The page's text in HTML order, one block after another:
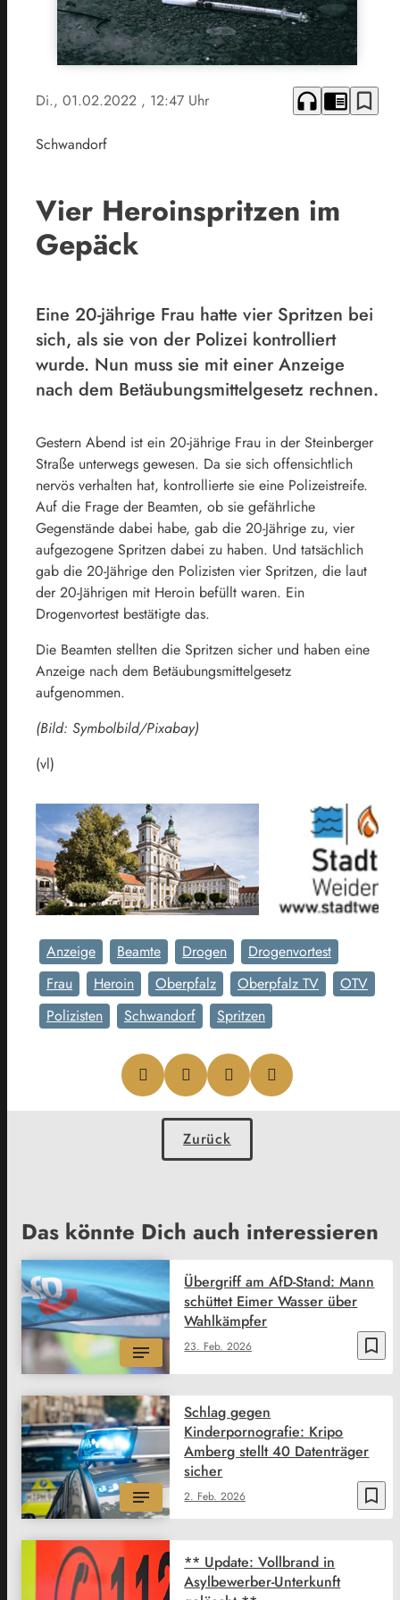
Di., 01.02.2022 , 12:47 Uhr headphones chrome_reader_mode bookmark_border
Schwandorf
Vier Heroinspritzen im
Gepäck
Eine 20-jährige Frau hatte vier Spritzen bei
sich, als sie von der Polizei kontrolliert
wurde. Nun muss sie mit einer Anzeige
nach dem Betäubungsmittelgesetz rechnen.
Gestern Abend ist ein 20-jährige Frau in der Steinberger
Straße unterwegs gewesen. Da sie sich offensichtlich
nervös verhalten hat, kontrollierte sie eine Polizeistreife.
Auf die Frage der Beamten, ob sie gefährliche
Gegenstände dabei habe, gab die 20-Jährige zu, vier
aufgezogene Spritzen dabei zu haben. Und tatsächlich
gab die 20-Jährige den Polizisten vier Spritzen, die laut
der 20-Jährigen mit Heroin befüllt waren. Ein
Drogenvortest bestätigte das.
Die Beamten stellten die Spritzen sicher und haben eine
Anzeige nach dem Betäubungsmittelgesetz
aufgenommen.
(Bild: Symbolbild/Pixabay)
(vl)
Anzeige Beamte Drogen
Drogenvortest
Frau
Heroin Oberpfalz Oberpfalz TV
OTV
Polizisten
Schwandorf Spritzen
Zurück
Das könnte Dich auch interessieren
bookmark_border
23. Feb. 2026
Übergriff am AfD-Stand: Mann
schüttet Eimer Wasser über
Wahlkämpfer
bookmark_border
2. Feb. 2026
Schlag gegen
Kinderpornografie: Kripo
Amberg stellt 40 Datenträger
sicher
** Update: Vollbrand in
Asylbewerber-Unterkunft